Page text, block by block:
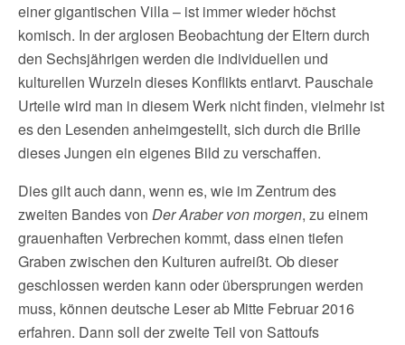
einer gigantischen Villa – ist immer wieder höchst
komisch. In der arglosen Beobachtung der Eltern durch
den Sechsjährigen werden die individuellen und
kulturellen Wurzeln dieses Konflikts entlarvt. Pauschale
Urteile wird man in diesem Werk nicht finden, vielmehr ist
es den Lesenden anheimgestellt, sich durch die Brille
dieses Jungen ein eigenes Bild zu verschaffen.
Dies gilt auch dann, wenn es, wie im Zentrum des
zweiten Bandes von Der Araber von morgen, zu einem
grauenhaften Verbrechen kommt, dass einen tiefen
Graben zwischen den Kulturen aufreißt. Ob dieser
geschlossen werden kann oder übersprungen werden
muss, können deutsche Leser ab Mitte Februar 2016
erfahren. Dann soll der zweite Teil von Sattoufs